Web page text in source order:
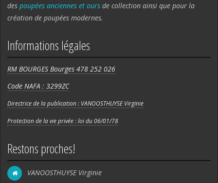
des poupées anciennes et ours de collection ainsi que pour la
création de poupées modernes.
Informations légales
RM BOURGES Bourges 478 252 026
Code NAFA : 3299ZC
Directrice de la publication : VANOOSTHUYSE Virginie
Protection de la vie privée : loi du 06/01/78
Restons proches!
VANOOSTHUYSE Virginie